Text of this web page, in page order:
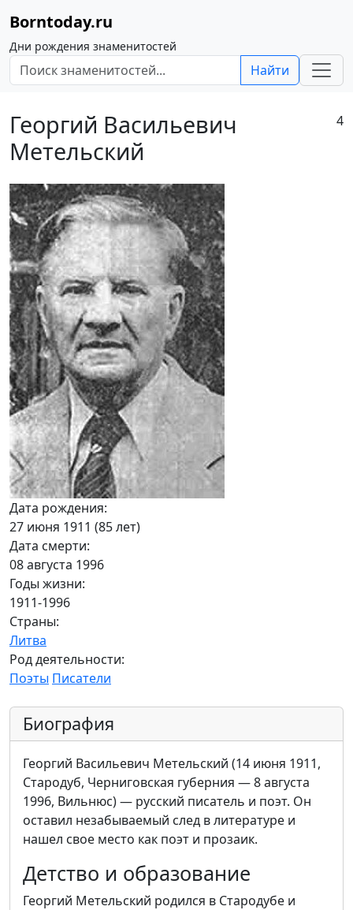
Borntoday.ru
Дни рождения знаменитостей
Найти
Георгий Васильевич
Метельский
4
Дата рождения:
27 июня 1911 (85 лет)
Дата смерти:
08 августа 1996
Годы жизни:
1911-1996
Страны:
Литва
Род деятельности:
Поэты Писатели
Биография
Георгий Васильевич Метельский (14 июня 1911,
Стародуб, Черниговская губерния — 8 августа
1996, Вильнюс) — русский писатель и поэт. Он
оставил незабываемый след в литературе и
нашел свое место как поэт и прозаик.
Детство и образование
Георгий Метельский родился в Стародубе и